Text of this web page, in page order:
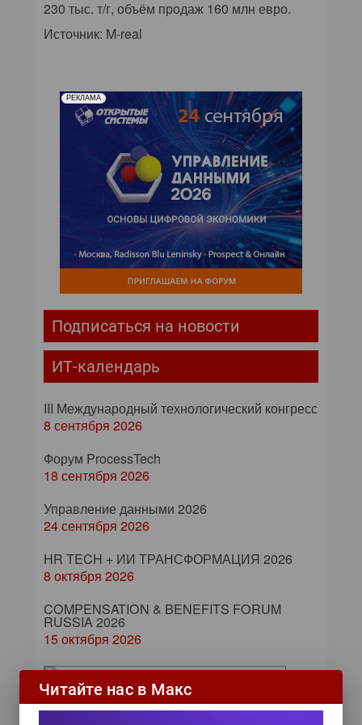
230 тыс. т/г, объём продаж 160 млн евро.
Источник: M-real
РЕКЛАМА
Подписаться на новости
ИТ-календарь
III Международный технологический конгресс
8 сентября 2026
Форум ProcessTech
18 сентября 2026
Управление данными 2026
24 сентября 2026
HR TECH + ИИ ТРАНСФОРМАЦИЯ 2026
8 октября 2026
COMPENSATION & BENEFITS FORUM
RUSSIA 2026
15 октября 2026
Zero Trust и Data Governance:
как управление данными
Читайте нас в Макс